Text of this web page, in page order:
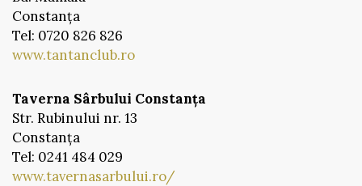
Constanța
Tel: 0720 826 826
www.tantanclub.ro
Taverna Sârbului Constanța
Str. Rubinului nr. 13
Constanța
Tel: 0241 484 029
www.tavernasarbului.ro/